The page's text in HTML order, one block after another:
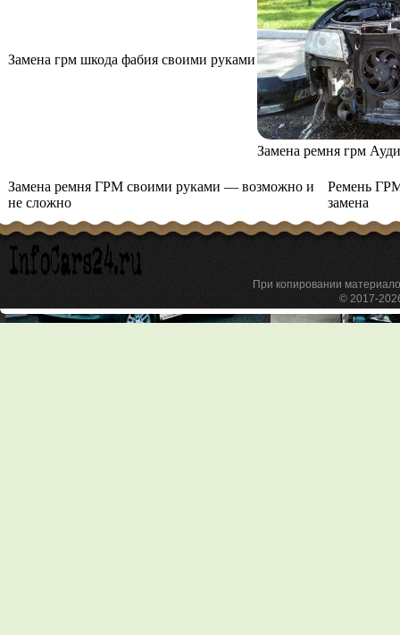
Замена грм шкода фабия своими руками
Замена ремня грм
Замена ремня ГРМ своими руками — возможно и
не сложно
Ремень
замена
При копировании
© 2017-